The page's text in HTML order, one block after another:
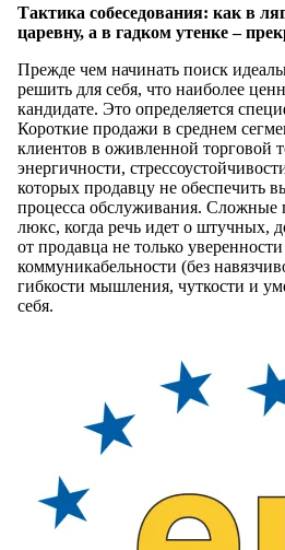
Тактика собеседования: как в
царевну, а в гадком утенке –
Прежде чем начинать поиск
решить для себя, что наиболее
кандидате. Это определяется
Короткие продажи в среднем
клиентов в оживленной торговой
энергичности,
которых продавцу не обеспечить
процесса обслуживания. Сложные
люкс, когда речь идет о штучных,
от продавца не только
коммуникабельности (без
гибкости мышления, чуткости и
себя.